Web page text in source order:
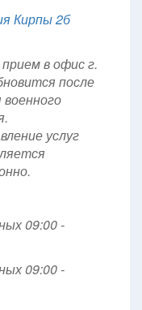
Кирпы 2б
прием в офис г.
после
военного
услуг
09:00 -
09:00 -